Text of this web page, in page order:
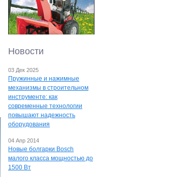
Новости
03 Дек 2025
Пружинные и нажимные
механизмы в строительном
инструменте: как
современные технологии
повышают надежность
оборудования
04 Апр 2014
Новые болгарки Bosch
малого класса мощностью до
1500 Вт